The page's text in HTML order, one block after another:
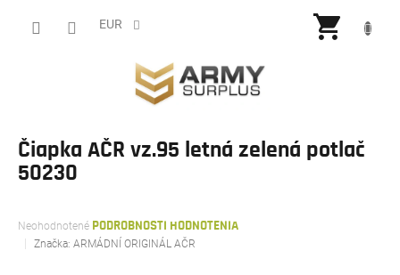
EUR
Čiapka AČR vz.95 letná zelená potlač
50230
Priemerné
hodnotenie
produktu
Neohodnotené PODROBNOSTI HODNOTENIA
Značka: ARMÁDNÍ ORIGINÁL AČR